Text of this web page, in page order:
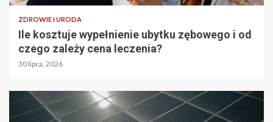
ZDROWIE I URODA
Ile kosztuje wypełnienie ubytku zębowego i od
czego zależy cena leczenia?
30 lipca, 2026